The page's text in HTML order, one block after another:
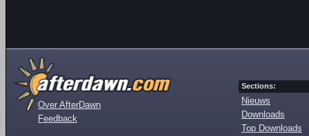
Over AfterDawn
Feedback
Sections:
Nieuws
Downloads
Top Downloads